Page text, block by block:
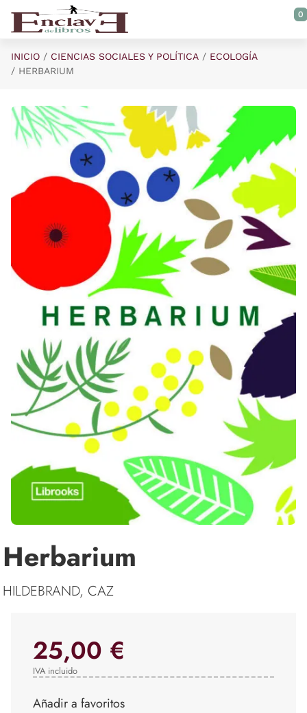
Saltar al contenido principal
0
INICIO CIENCIAS SOCIALES Y POLÍTICA
ECOLOGÍA
HERBARIUM
Herbarium
HILDEBRAND, CAZ
25,00 €
IVA incluido
Añadir a favoritos